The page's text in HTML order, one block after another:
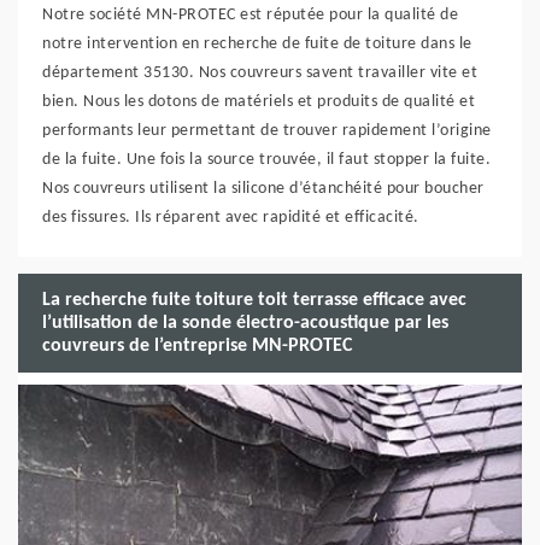
Notre société MN-PROTEC est réputée pour la qualité de
notre intervention en recherche de fuite de toiture dans le
département 35130. Nos couvreurs savent travailler vite et
bien. Nous les dotons de matériels et produits de qualité et
performants leur permettant de trouver rapidement l’origine
de la fuite. Une fois la source trouvée, il faut stopper la fuite.
Nos couvreurs utilisent la silicone d’étanchéité pour boucher
des fissures. Ils réparent avec rapidité et efficacité.
La recherche fuite toiture toit terrasse efficace avec
l’utilisation de la sonde électro-acoustique par les
couvreurs de l’entreprise MN-PROTEC